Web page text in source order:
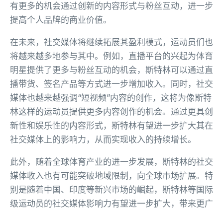
有更多的机会通过创新的内容形式与粉丝互动，进一步
提高个人品牌的商业价值。
在未来，社交媒体将继续拓展其盈利模式，运动员们也
将越来越多地参与其中。例如，直播平台的兴起为体育
明星提供了更多与粉丝互动的机会，斯特林可以通过直
播带货、签名产品等方式进一步增加收入。同时，社交
媒体也越来越强调“短视频”内容的创作，这将为像斯特
林这样的运动员提供更多内容创作的机会。通过更具创
新性和娱乐性的内容形式，斯特林有望进一步扩大其在
社交媒体上的影响力，从而实现收入的持续增长。
此外，随着全球体育产业的进一步发展，斯特林的社交
媒体收入也有可能突破地域限制，向全球市场扩展。特
别是随着中国、印度等新兴市场的崛起，斯特林等国际
级运动员的社交媒体影响力有望进一步扩大，带来更广